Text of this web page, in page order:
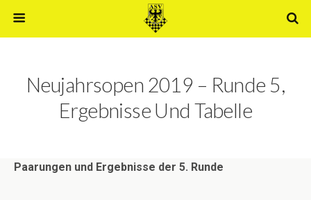
Neujahrsopen 2019 – Runde 5,
Ergebnisse Und Tabelle
Paarungen und Ergebnisse der 5. Runde